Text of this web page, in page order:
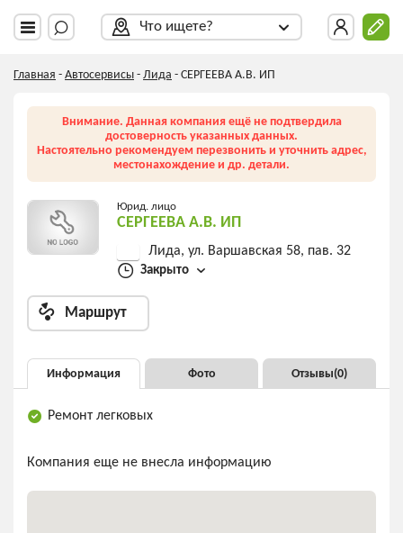
Что ищете?
Главная - Автосервисы - Лида - СЕРГЕЕВА А.В. ИП
Внимание. Данная компания ещё не подтвердила
достоверность указанных данных.
Настоятельно рекомендуем перезвонить и уточнить адрес,
местонахождение и др. детали.
Юрид. лицо
СЕРГЕЕВА А.В. ИП
Лида, ул. Варшавская 58, пав. 32
Закрыто
Маршрут
Информация Фото Отзывы(0)
Ремонт легковых
Компания еще не внесла информацию